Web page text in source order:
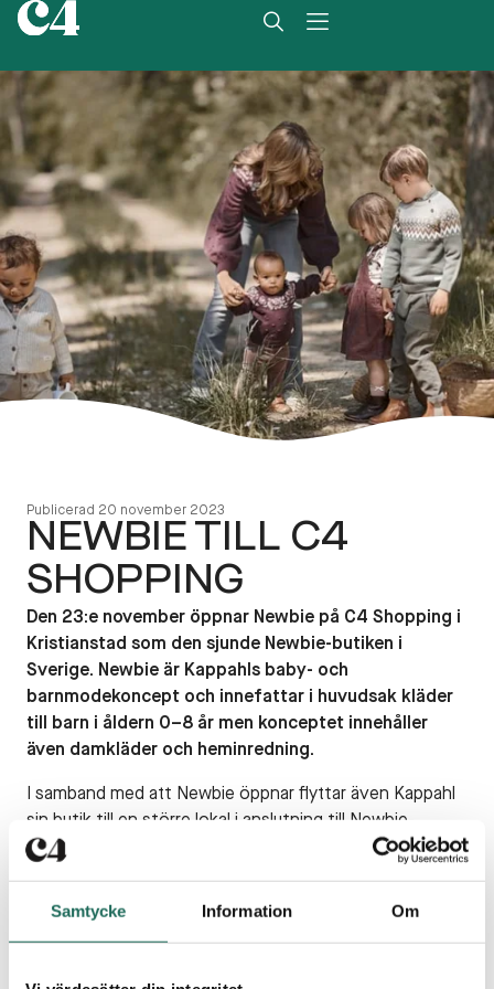
Samtycke Information Om
Publicerad 20 november 2023
NEWBIE TILL C4
SHOPPING
Den 23:e november öppnar Newbie på C4 Shopping i
Kristianstad som den sjunde Newbie-butiken i
Sverige. Newbie är Kappahls baby- och
barnmodekoncept och innefattar i huvudsak kläder
till barn i åldern 0–8 år men konceptet innehåller
även damkläder och heminredning.
I samband med att Newbie öppnar flyttar även Kappahl
sin butik till en större lokal i anslutning till Newbie-
butiken och kan därmed erbjuda ett bredare sortiment
”C4 Shopping är ett väldigt välskött center och vi är
väldigt nöjda med fastighetsägaren. I och med